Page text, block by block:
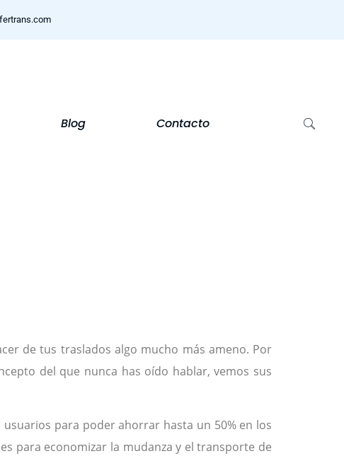
Blog Contacto
de tus traslados algo mucho más ameno. Por
del que nunca has oído hablar, vemos sus
para poder ahorrar hasta un 50% en los
para economizar la mudanza y el transporte de